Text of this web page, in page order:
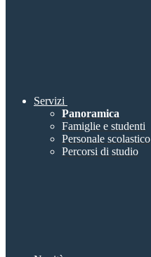
Servizi
Panoramica
Famiglie e studenti
Personale scolastico
Percorsi di studio